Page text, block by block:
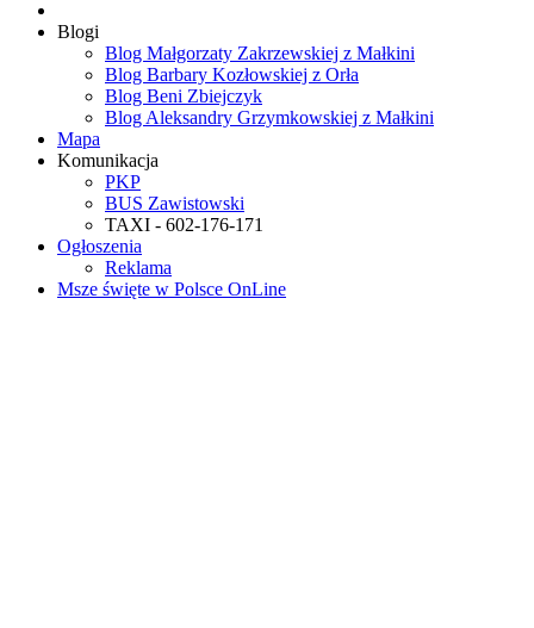
Blogi
Blog Małgorzaty Zakrzewskiej z Małkini
Blog Barbary Kozłowskiej z Orła
Blog Beni Zbiejczyk
Blog Aleksandry Grzymkowskiej z Małkini
Mapa
Komunikacja
PKP
BUS Zawistowski
TAXI - 602-176-171
Ogłoszenia
Reklama
Msze święte w Polsce OnLine